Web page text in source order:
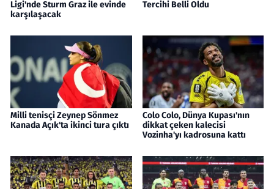
Ligi'nde Sturm Graz ile evinde
karşılaşacak
Tercihi Belli Oldu
Milli tenisçi Zeynep Sönmez
Kanada Açık'ta ikinci tura çıktı
Colo Colo, Dünya Kupası'nın
dikkat çeken kalecisi
Vozinha'yı kadrosuna kattı